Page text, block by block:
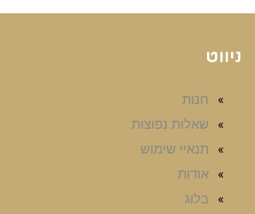
ניווט
חנות
שאלות נפוצות
תנאיי שימוש
אודות
בלוג